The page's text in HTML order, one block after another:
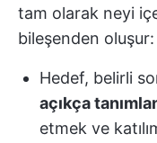
tam olarak neyi
bileşenden
Hedef, belirli
açıkça
etmek ve